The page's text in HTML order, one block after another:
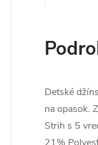
Detské
na opasok.
Strih s 5